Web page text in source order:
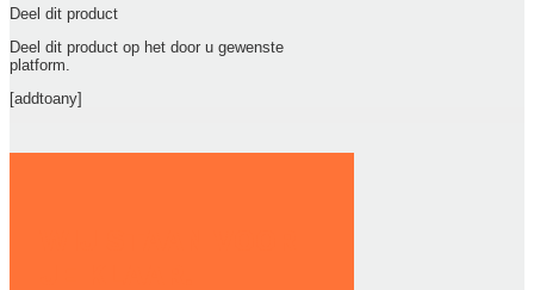
Deel dit product
Deel dit product op het door u gewenste
platform.
[addtoany]